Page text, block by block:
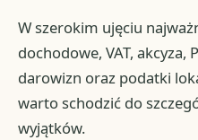
W szerokim ujęciu
dochodowe, VAT, akcyza,
darowizn oraz podatki
warto schodzić do
wyjątków.